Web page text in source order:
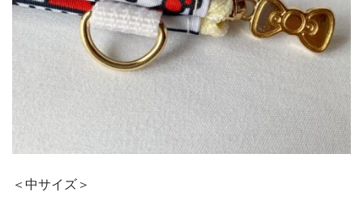
＜中サイズ＞